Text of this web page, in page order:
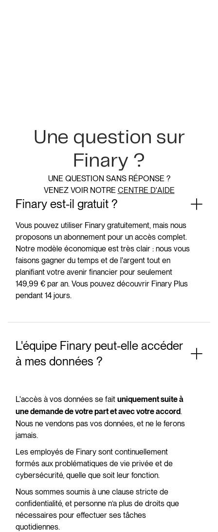
Une question sur
Finary ?
UNE QUESTION SANS RÉPONSE ?
VENEZ VOIR NOTRE CENTRE D'AIDE
Finary est-il gratuit ?
Vous pouvez utiliser Finary gratuitement, mais nous
proposons un abonnement pour un accès complet.
Notre modèle économique est très clair : nous vous
faisons gagner du temps et de l'argent tout en
planifiant votre avenir financier pour seulement
149,99 € par an. Vous pouvez découvrir Finary Plus
pendant 14 jours.
L'équipe Finary peut-elle accéder
à mes données ?
L'accès à vos données se fait uniquement suite à
une demande de votre part et avec votre accord.
Nous ne vendons pas vos données, et ne le ferons
jamais.
Les employés de Finary sont continuellement
formés aux problématiques de vie privée et de
cybersécurité, quelle que soit leur fonction.
Nous sommes soumis à une clause stricte de
confidentialité, et personne n’a plus de droits que
nécessaires pour effectuer ses tâches
quotidiennes.